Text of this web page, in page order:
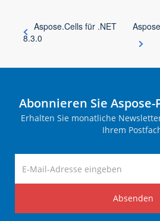
Aspose.Cells für .NET
8.3.0
Abonnieren Sie
Erhalten Sie monatliche
Ihrem
Absenden